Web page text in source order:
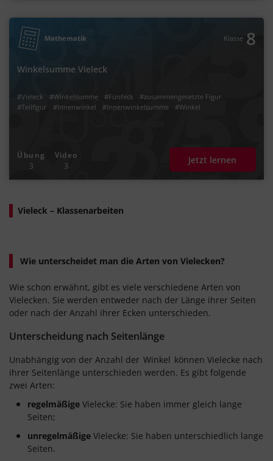
Mathematik Klasse 8
Winkelsumme Vieleck
#Vieleck #Winkelsumme #Fünfeck
#zusammengesetzte Figur
#Teilfigur
#Innenwinkel #Innenwinkelsumme #Winkel
Übung
3
Video
3
Jetzt lernen
Vieleck – Klassenarbeiten
Wie unterscheidet man die Arten von Vielecken?
Wie schon erwähnt, gibt es viele verschiedene Arten von
Vielecken. Sie werden entweder nach der Länge ihrer Seiten
oder nach der Anzahl ihrer Ecken unterschieden.
Unterscheidung nach Seitenlänge
Unabhängig von der Anzahl der Winkel können Vielecke nach
ihrer Seitenlänge unterschieden werden. Es gibt folgende
zwei Arten:
regelmäßige Vielecke: Sie haben immer gleich lange
Seiten;
unregelmäßige Vielecke: Sie haben unterschiedlich lange
Seiten.